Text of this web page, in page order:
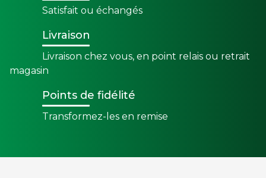
Satisfait ou échangés
Livraison
Livraison chez vous, en point relais ou retrait
magasin
Points de fidélité
Transformez-les en remise